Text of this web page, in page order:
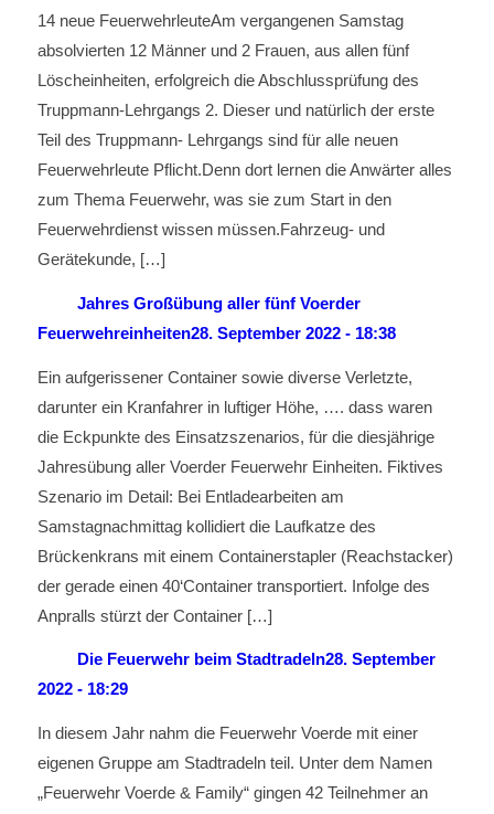
14 neue FeuerwehrleuteAm vergangenen Samstag
absolvierten 12 Männer und 2 Frauen, aus allen fünf
Löscheinheiten, erfolgreich die Abschlussprüfung des
Truppmann-Lehrgangs 2. Dieser und natürlich der erste
Teil des Truppmann- Lehrgangs sind für alle neuen
Feuerwehrleute Pflicht.Denn dort lernen die Anwärter alles
zum Thema Feuerwehr, was sie zum Start in den
Feuerwehrdienst wissen müssen.Fahrzeug- und
Gerätekunde, […]
Jahres Großübung aller fünf Voerder
Feuerwehreinheiten28. September 2022 - 18:38
Ein aufgerissener Container sowie diverse Verletzte,
darunter ein Kranfahrer in luftiger Höhe, …. dass waren
die Eckpunkte des Einsatzszenarios, für die diesjährige
Jahresübung aller Voerder Feuerwehr Einheiten. Fiktives
Szenario im Detail: Bei Entladearbeiten am
Samstagnachmittag kollidiert die Laufkatze des
Brückenkrans mit einem Containerstapler (Reachstacker)
der gerade einen 40‘Container transportiert. Infolge des
Anpralls stürzt der Container […]
Die Feuerwehr beim Stadtradeln28. September
2022 - 18:29
In diesem Jahr nahm die Feuerwehr Voerde mit einer
eigenen Gruppe am Stadtradeln teil. Unter dem Namen
„Feuerwehr Voerde & Family“ gingen 42 Teilnehmer an